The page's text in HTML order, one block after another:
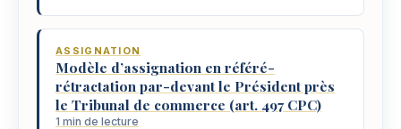
ASSIGNATION
Modèle d’assignation en référé-
rétractation par-devant le Président près
le Tribunal de commerce (art. 497 CPC)
1 min de lecture